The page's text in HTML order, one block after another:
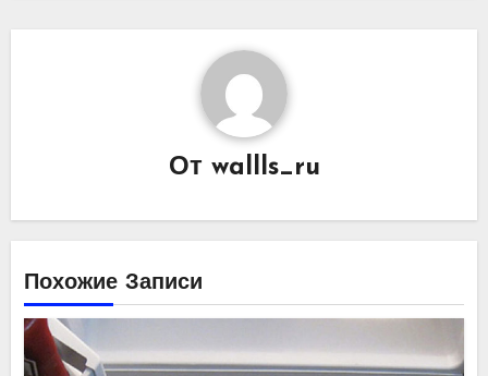
От wallls_ru
Похожие Записи